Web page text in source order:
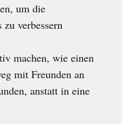
um die
verbessern
machen, wie einen
mit Freunden an
anstatt in eine